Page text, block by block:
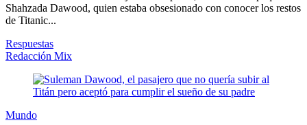
Shahzada Dawood, quien estaba obsesionado con conocer los restos
de Titanic...
Respuestas
Redacción Mix
Mundo